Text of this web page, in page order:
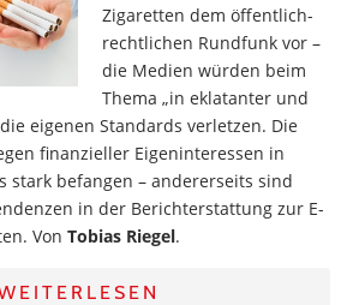
Zigaretten dem öffentlich-
rechtlichen Rundfunk vor –
die Medien würden beim
Thema „in eklatanter und
eigenen Standards verletzen. Die
finanzieller Eigeninteressen in
stark befangen – andererseits sind
in der Berichterstattung zur E-
Von Tobias Riegel.